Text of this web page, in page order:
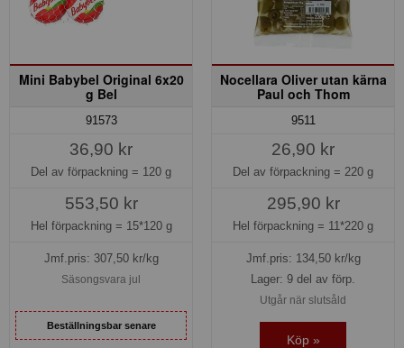
Mini Babybel Original 6x20
g Bel
91573
36,90 kr
Del av förpackning = 120 g
553,50 kr
Hel förpackning = 15*120 g
Jmf.pris: 307,50kr/kg
Säsongsvara jul
Beställningsbar senare
Nocellara Oliver utan kärna
Paul och Thom
9511
26,90 kr
Del av förpackning = 220 g
295,90 kr
Hel förpackning = 11*220 g
Jmf.pris: 134,50kr/kg
Lager: 9 del av förp.
Utgår när slutsåld
Köp »